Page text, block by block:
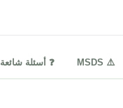
⚠️ MSDS ❓ أسئلة شائعة